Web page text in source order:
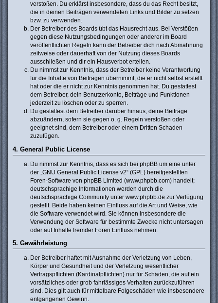
verstoßen. Du erklärst insbesondere, dass du das Recht besitzt,
die in deinen Beiträgen verwendeten Links und Bilder zu setzen
bzw. zu verwenden.
Der Betreiber des Boards übt das Hausrecht aus. Bei Verstößen
gegen diese Nutzungsbedingungen oder anderer im Board
veröffentlichten Regeln kann der Betreiber dich nach Abmahnung
zeitweise oder dauerhaft von der Nutzung dieses Boards
ausschließen und dir ein Hausverbot erteilen.
Du nimmst zur Kenntnis, dass der Betreiber keine Verantwortung
für die Inhalte von Beiträgen übernimmt, die er nicht selbst erstellt
hat oder die er nicht zur Kenntnis genommen hat. Du gestattest
dem Betreiber, dein Benutzerkonto, Beiträge und Funktionen
jederzeit zu löschen oder zu sperren.
Du gestattest dem Betreiber darüber hinaus, deine Beiträge
abzuändern, sofern sie gegen o. g. Regeln verstoßen oder
geeignet sind, dem Betreiber oder einem Dritten Schaden
zuzufügen.
4. General Public License
Du nimmst zur Kenntnis, dass es sich bei phpBB um eine unter
der „ GNU General Public License v2“ (GPL) bereitgestellten
Foren-Software von phpBB Limited (www.phpbb.com) handelt;
deutschsprachige Informationen werden durch die
deutschsprachige Community unter www.phpbb.de zur Verfügung
gestellt. Beide haben keinen Einfluss auf die Art und Weise, wie
die Software verwendet wird. Sie können insbesondere die
Verwendung der Software für bestimmte Zwecke nicht untersagen
oder auf Inhalte fremder Foren Einfluss nehmen.
5. Gewährleistung
Der Betreiber haftet mit Ausnahme der Verletzung von Leben,
Körper und Gesundheit und der Verletzung wesentlicher
Vertragspflichten (Kardinalpflichten) nur für Schäden, die auf ein
vorsätzliches oder grob fahrlässiges Verhalten zurückzuführen
sind. Dies gilt auch für mittelbare Folgeschäden wie insbesondere
entgangenen Gewinn.